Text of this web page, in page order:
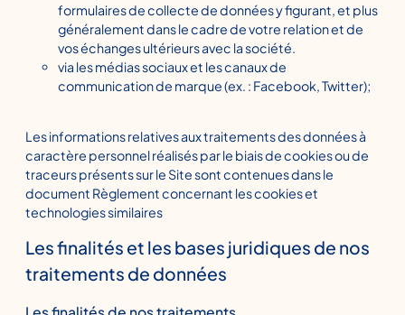
formulaires de collecte de données y figurant, et plus
généralement dans le cadre de votre relation et de
vos échanges ultérieurs avec la société.
via les médias sociaux et les canaux de
communication de marque (ex. : Facebook, Twitter);
Les informations relatives aux traitements des données à
caractère personnel réalisés par le biais de cookies ou de
traceurs présents sur le Site sont contenues dans le
document Règlement concernant les cookies et
technologies similaires
Les finalités et les bases juridiques de nos
traitements de données